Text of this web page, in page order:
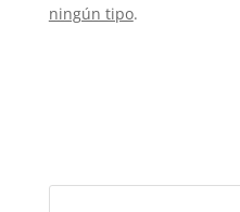
ningún tipo.